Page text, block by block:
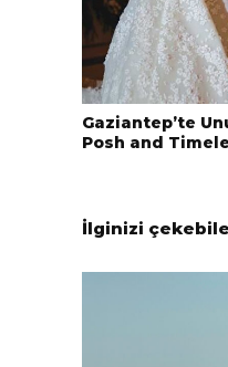
Gaziantep’te
Posh and
İlginizi